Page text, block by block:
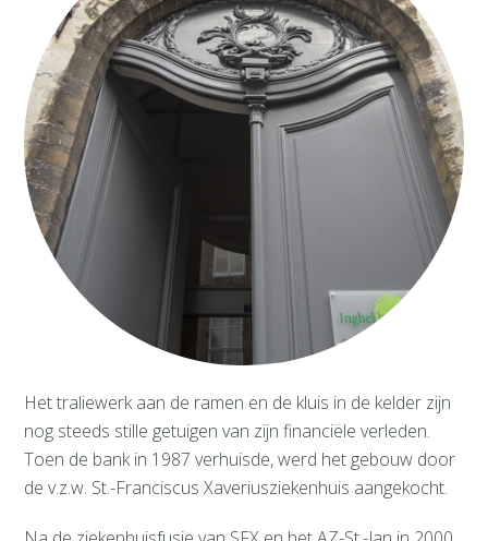
Het traliewerk aan de ramen en de kluis in de kelder zijn
nog steeds stille getuigen van zijn financiële verleden.
Toen de bank in 1987 verhuisde, werd het gebouw door
de v.z.w. St.-Franciscus Xaveriusziekenhuis aangekocht.